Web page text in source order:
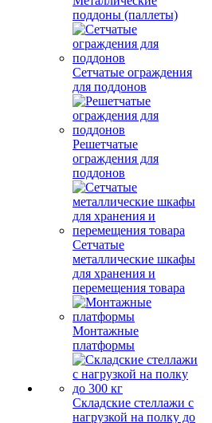
поддоны (паллеты)
Сетчатые ограждения
для поддонов
Решетчатые
ограждения для
поддонов
Сетчатые
металлические шкафы
для хранения и
перемещения товара
Монтажные
платформы
Складские стеллажи с
нагрузкой на полку до